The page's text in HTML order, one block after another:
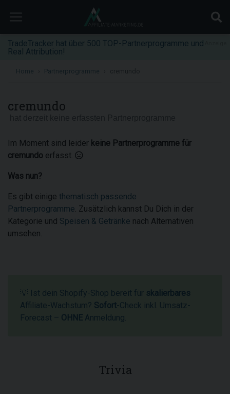
TradeTracker hat über 500 TOP-Partnerprogramme und
Real Attribution!
Home Partnerprogramme
cremundo
Im Moment sind leider keine Partnerprogramme für
cremundo erfasst.
Was nun?
Es gibt einige thematisch passende
Partnerprogramme. Zusätzlich kannst Du Dich in der
Kategorie und Speisen & Getränke nach Alternativen
umsehen.
💡 Ist dein Shopify-Shop bereit für skalierbares
Affiliate-Wachstum? Sofort-Check inkl. Umsatz-
Forecast – OHNE Anmeldung.
Trivia